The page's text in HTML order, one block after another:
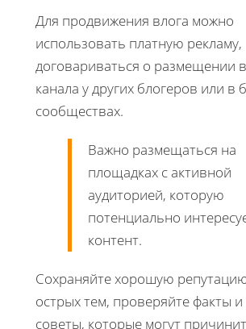
Для продвижения влога можно
использовать платную рекламу,
договариваться о размещении
канала у других блогеров или в
сообществах.
Важно размещаться на
площадках с активной
аудиторией, которую
потенциально
контент.
Сохраняйте хорошую
острых тем, проверяйте факты
советы, которые могут